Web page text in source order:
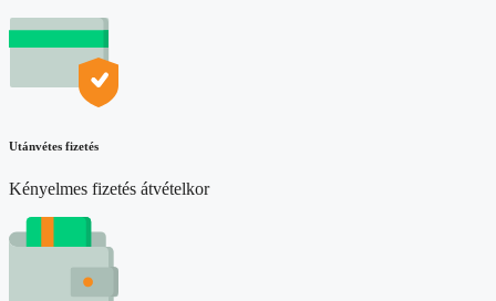
Utánvétes fizetés
Kényelmes fizetés átvételkor